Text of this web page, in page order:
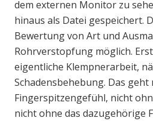
dem externen Monitor zu
hinaus als Datei gespeichert.
Bewertung von Art und
Rohrverstopfung möglich.
eigentliche Klempnerarbeit,
Schadensbehebung. Das geht
Fingerspitzengefühl, nicht
nicht ohne das dazugehörige